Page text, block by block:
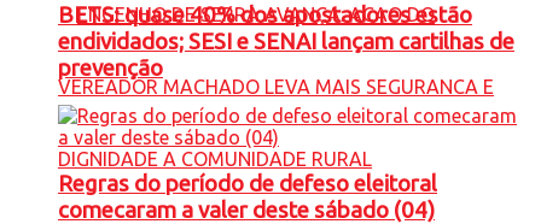
BETS: quase 40% dos apostadores estão
endividados; SESI e SENAI lançam cartilhas de
prevenção
Regras do período de defeso eleitoral
comecaram a valer deste sábado (04)